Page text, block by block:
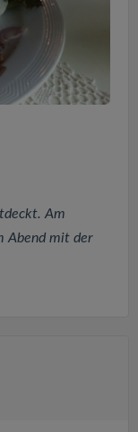
Am
Abend mit der